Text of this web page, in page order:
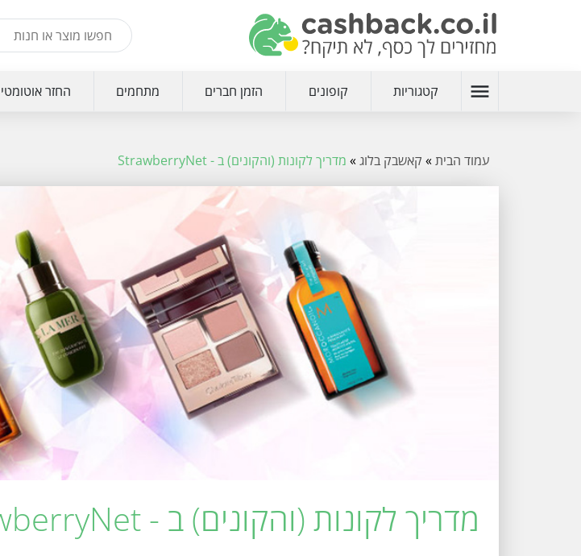
menu קטגוריות קופונים הזמן חברים מתחמים החזר אוטומטי
עמוד הבית» קאשבק בלוג» מדריך לקונות (והקונים) ב - StrawberryNet
מדריך לקונות (והקונים) ב - StrawberryNet